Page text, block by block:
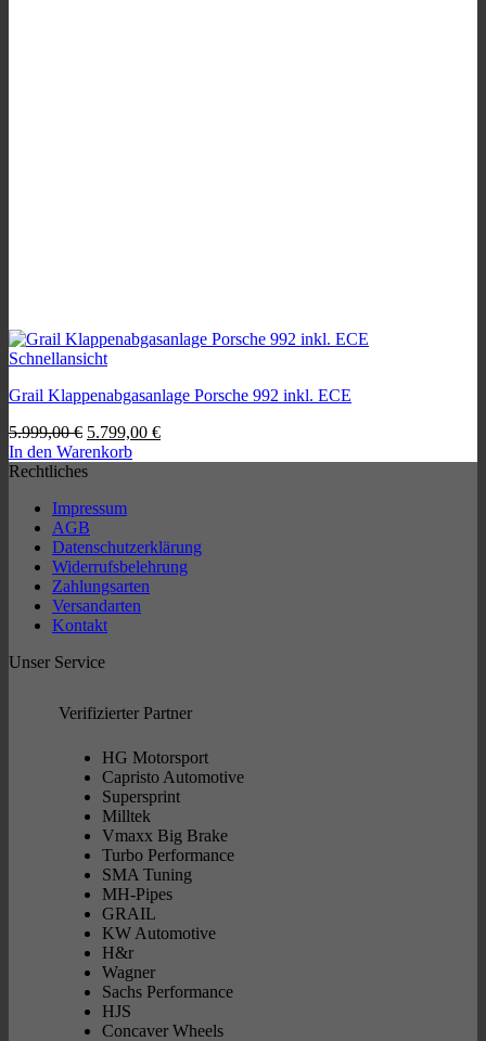
Schnellansicht
Grail Klappenabgasanlage Porsche 992 inkl. ECE
5.999,00€ Ursprünglicher
Preis
war:
5.799,00 €Aktueller
In den Warenkorb
Rechtliches
Impressum
AGB
Datenschutzerklärung
Widerrufsbelehrung
Zahlungsarten
Versandarten
Kontakt
Unser Service
Verifizierter Partner
HG Motorsport
Capristo Automotive
Supersprint
Milltek
Vmaxx Big Brake
Turbo Performance
SMA Tuning
MH-Pipes
GRAIL
KW Automotive
H&r
Wagner
Sachs Performance
HJS
Concaver Wheels